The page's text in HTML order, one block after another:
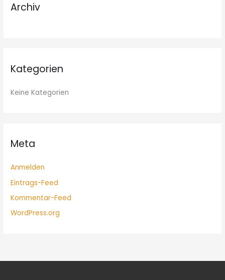
hArchiv
Kategorien
Keine Kategorien
Meta
Anmelden
Eintrags-Feed
Kommentar-Feed
WordPress.org